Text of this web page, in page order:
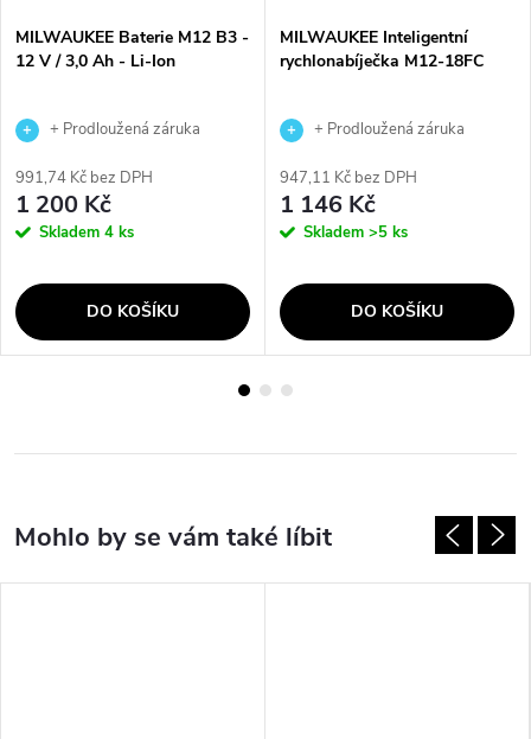
MILWAUKEE Baterie M12 B3 -
12 V / 3,0 Ah - Li-Ion
+ Prodloužená záruka
991,74 Kč bez DPH
1 200 Kč
Skladem 4 ks
DO KOŠÍKU
MILWAUKEE Inteligentní
rychlonabíječka M12-18FC
+ Prodloužená záruka
947,11 Kč bez DPH
1 146 Kč
Skladem >5 ks
DO KOŠÍKU